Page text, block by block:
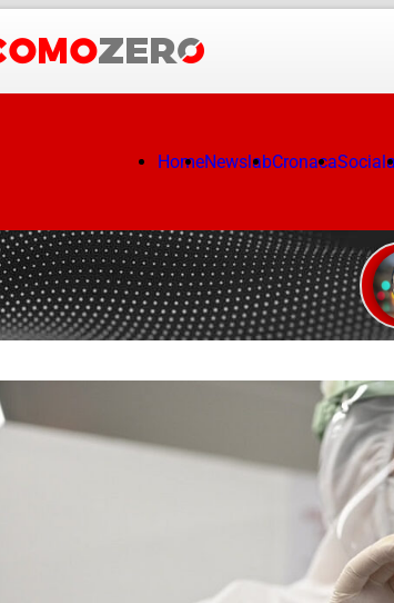
HomeNewslabCronaca